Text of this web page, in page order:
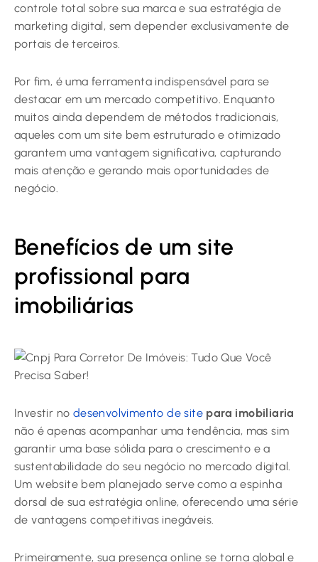
controle total sobre sua marca e sua estratégia de
marketing digital, sem depender exclusivamente de
portais de terceiros.
Por fim, é uma ferramenta indispensável para se
destacar em um mercado competitivo. Enquanto
muitos ainda dependem de métodos tradicionais,
aqueles com um site bem estruturado e otimizado
garantem uma vantagem significativa, capturando
mais atenção e gerando mais oportunidades de
negócio.
Benefícios de um site
profissional para
imobiliárias
Investir no desenvolvimento de site para imobiliaria
não é apenas acompanhar uma tendência, mas sim
garantir uma base sólida para o crescimento e a
sustentabilidade do seu negócio no mercado digital.
Um website bem planejado serve como a espinha
dorsal de sua estratégia online, oferecendo uma série
de vantagens competitivas inegáveis.
Primeiramente, sua presença online se torna global e